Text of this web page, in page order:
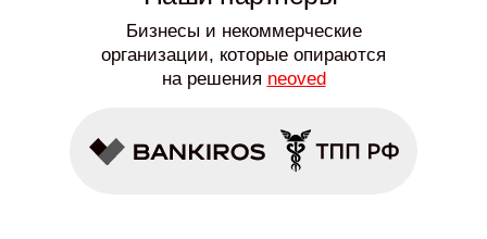
Бизнесы и некоммерческие
организации, которые опираются
на решения neoved